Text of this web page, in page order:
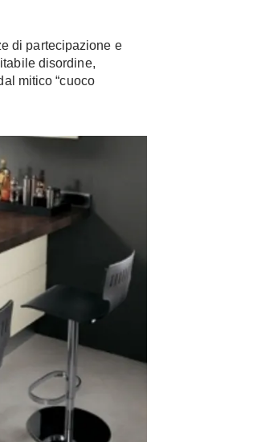
di partecipazione e
disordine,
mitico “cuoco